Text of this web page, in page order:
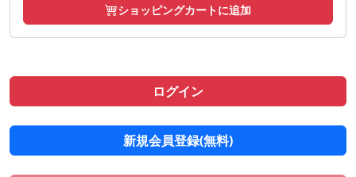
ショッピングカートに追加
ログイン
新規会員登録(無料)